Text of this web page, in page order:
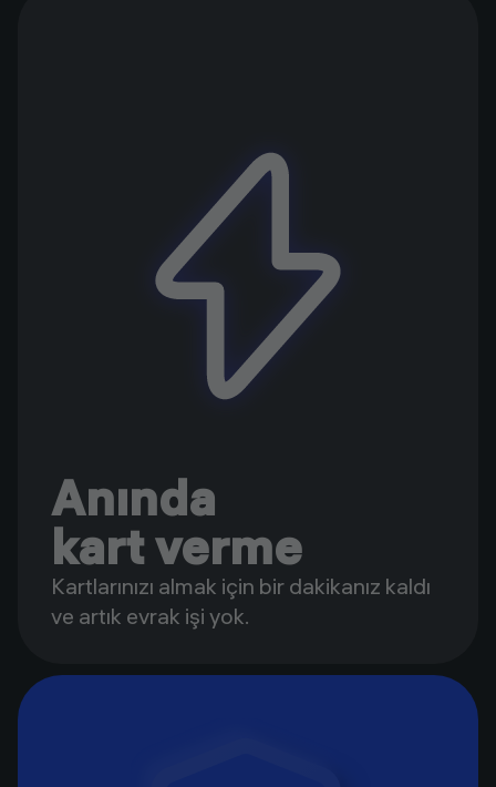
Anında
kart verme
Kartlarınızı almak için bir dakikanız kaldı
ve artık evrak işi yok.